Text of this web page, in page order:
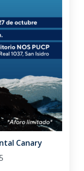
Canary